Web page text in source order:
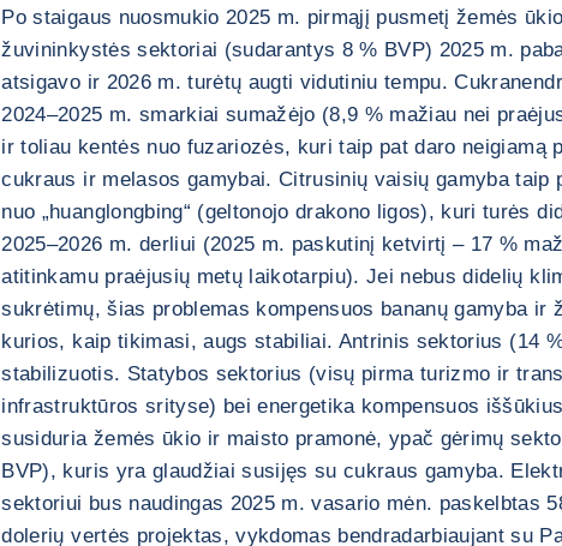
Po staigaus nuosmukio 2025 m. pirmąjį pusmetį žemės
žuvininkystės sektoriai (sudarantys 8 % BVP) 2025 m.
atsigavo ir 2026 m. turėtų augti vidutiniu tempu.
2024–2025 m. smarkiai sumažėjo (8,9 % mažiau nei
ir toliau kentės nuo fuzariozės, kuri taip pat daro neigiamą
cukraus ir melasos gamybai. Citrusinių vaisių gamyba taip
nuo „huanglongbing“ (geltonojo drakono ligos), kuri turės
2025–2026 m. derliui (2025 m. paskutinį ketvirtį – 17 %
atitinkamu praėjusių metų laikotarpiu). Jei nebus didelių
sukrėtimų, šias problemas kompensuos bananų gamyba ir
kurios, kaip tikimasi, augs stabiliai. Antrinis sektorius (14
stabilizuotis. Statybos sektorius (visų pirma turizmo ir
infrastruktūros srityse) bei energetika kompensuos
susiduria žemės ūkio ir maisto pramonė, ypač gėrimų
BVP), kuris yra glaudžiai susijęs su cukraus gamyba.
sektoriui bus naudingas 2025 m. vasario mėn. paskelbtas
dolerių vertės projektas, vykdomas bendradarbiaujant su